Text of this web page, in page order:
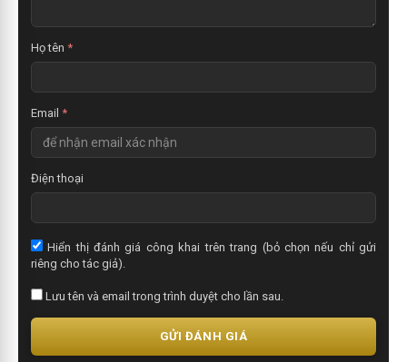
é
Họ tên *
Email *
Điện thoại
Hiển thị đánh giá công khai trên trang (bỏ chọn nếu chỉ gửi
riêng cho tác giả).
Lưu tên và email trong trình duyệt cho lần sau.
GỬI ĐÁNH GIÁ